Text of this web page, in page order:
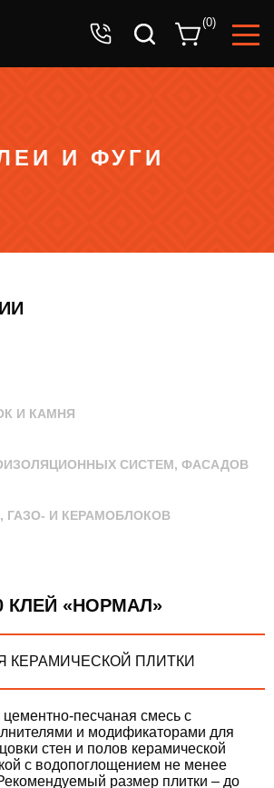
(0)
звонка оператора.
И ФУГИ
И КАМНЯ
СИСТЕМ, ФАСАДОВ
ГАЗО- И КЕРАМОБЛОКОВ
КЛЕЙ «НОРМАЛ»
КЕРАМИЧЕСКОЙ ПЛИТКИ
цементно-песчаная смесь с
и модификаторами для
стен и полов керамической
с водопоглощением не менее
размер плитки – до